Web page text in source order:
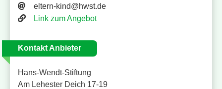
E-Mail Adresse
eltern-kind@hwst.de
Website
Link zum Angebot
Kontakt Anbieter
Hans-Wendt-Stiftung
Am Lehester Deich 17-19